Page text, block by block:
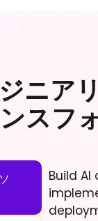
ニア
スフ
Build